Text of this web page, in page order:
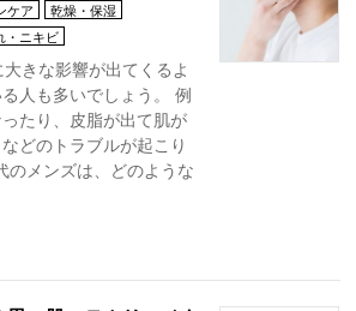
ケア
乾燥・保湿
・ニキビ
きな影響が出てくるよ
人も多いでしょう。 例
たり、皮脂が出て肌が
どのトラブルが起こり
のメンズは、どのような